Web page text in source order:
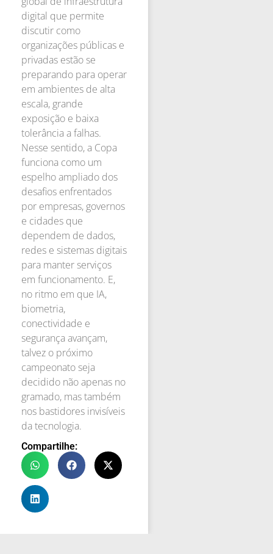
digital que permite
discutir como
organizações públicas e
privadas estão se
preparando para operar
em ambientes de alta
escala, grande
exposição e baixa
tolerância a falhas.
Nesse sentido, a Copa
funciona como um
espelho ampliado dos
desafios enfrentados
por empresas, governos
e cidades que
dependem de dados,
redes e sistemas digitais
para manter serviços
em funcionamento. E,
no ritmo em que IA,
biometria,
conectividade e
segurança avançam,
talvez o próximo
campeonato seja
decidido não apenas no
gramado, mas também
nos bastidores invisíveis
da tecnologia.
Compartilhe: